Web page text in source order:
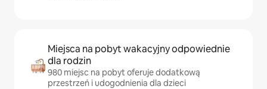
Miejsca na pobyt wakacyjny odpowiednie
dla rodzin
980 miejsc na pobyt oferuje dodatkową
przestrzeń i udogodnienia dla dzieci